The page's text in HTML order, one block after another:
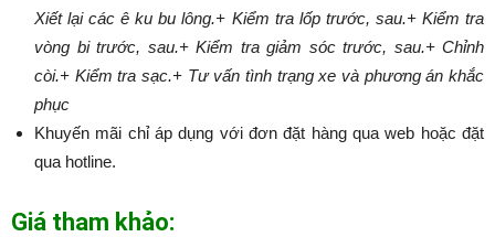
Xiết lại các ê ku bu lông.+ Kiểm tra lốp trước, sau.+ Kiểm tra
vòng bi trước, sau.+ Kiểm tra giảm sóc trước, sau.+ Chỉnh
còi.+ Kiểm tra sạc.+ Tư vấn tình trạng xe và phương án khắc
phục
Khuyến mãi chỉ áp dụng với đơn đặt hàng qua web hoặc đặt
qua hotline.
Giá tham khảo: